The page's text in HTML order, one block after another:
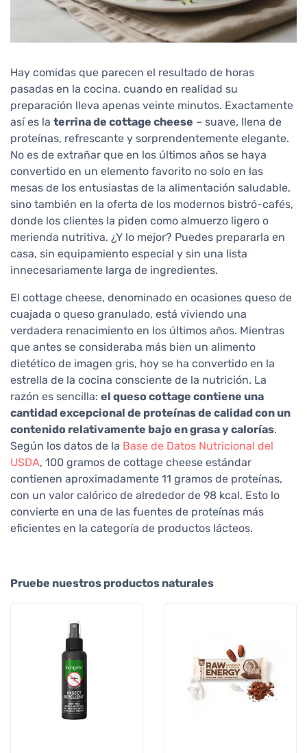
Hay comidas que parecen el resultado de horas
pasadas en la cocina, cuando en realidad su
preparación lleva apenas veinte minutos. Exactamente
así es la terrina de cottage cheese – suave, llena de
proteínas, refrescante y sorprendentemente elegante.
No es de extrañar que en los últimos años se haya
convertido en un elemento favorito no solo en las
mesas de los entusiastas de la alimentación saludable,
sino también en la oferta de los modernos bistró-cafés,
donde los clientes la piden como almuerzo ligero o
merienda nutritiva. ¿Y lo mejor? Puedes prepararla en
casa, sin equipamiento especial y sin una lista
innecesariamente larga de ingredientes.
El cottage cheese, denominado en ocasiones queso de
cuajada o queso granulado, está viviendo una
verdadera renacimiento en los últimos años. Mientras
que antes se consideraba más bien un alimento
dietético de imagen gris, hoy se ha convertido en la
estrella de la cocina consciente de la nutrición. La
razón es sencilla: el queso cottage contiene una
cantidad excepcional de proteínas de calidad con un
contenido relativamente bajo en grasa y calorías.
Según los datos de la Base de Datos Nutricional del
USDA, 100 gramos de cottage cheese estándar
contienen aproximadamente 11 gramos de proteínas,
con un valor calórico de alrededor de 98 kcal. Esto lo
convierte en una de las fuentes de proteínas más
eficientes en la categoría de productos lácteos.
Pruebe nuestros productos naturales